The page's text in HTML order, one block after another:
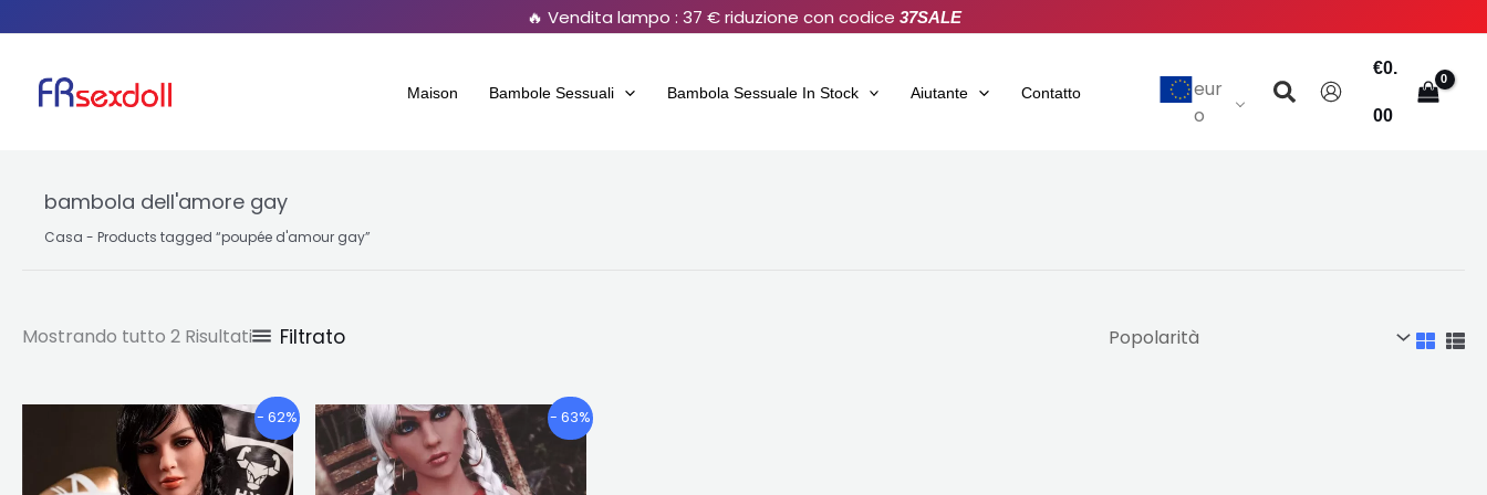
contenuto
🔥 Vendita lampo : 37 € riduzione con codice 37SALE
Maison Bambole Sessuali Bambola Sessuale In Stock Aiutante Contatto
eur
o
Ricerca
€0.
00
bambola dell'amore gay
Casa - Products tagged “poupée d'amour gay”
Mostrando tutto 2 Risultati Filtrato
- 62%
Fascia
di
prezzo:
Questo
prodotto
ha
- 63%
Fascia
di
prezzo:
Questo
prodotto
ha